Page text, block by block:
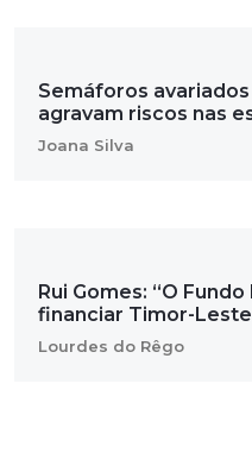
Semáforos
agravam riscos nas
Joana Silva
Rui Gomes: “O
financiar Timor-
Lourdes do Rêgo